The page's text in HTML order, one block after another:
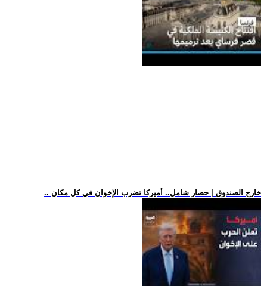
.. خارج الصندوق | حصار شامل.. أميركا تضرب الإخوان في كل مكان